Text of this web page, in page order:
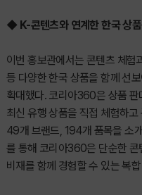
◆ K-콘텐츠와 연계한 한국 상품
이번 홍보관에서는 콘텐츠 체험
등 다양한 한국 상품을 함께 선
확대했다. 코리아360은 상품 판
최신 유행 상품을 직접 체험하
49개 브랜드, 194개 품목을 소
를 통해 코리아360은 단순한 콘
비재를 함께 경험할 수 있는 복